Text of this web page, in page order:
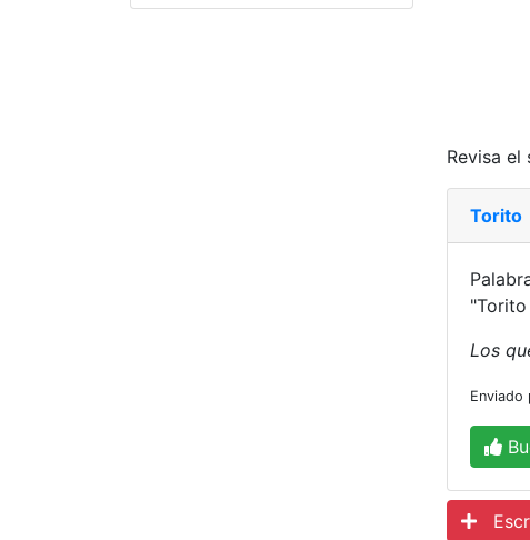
Revisa
Torito
"Torito
Los
Enviado